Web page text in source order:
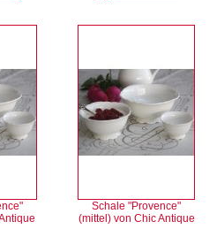
Schale "Provence"
(mittel) von Chic Antique